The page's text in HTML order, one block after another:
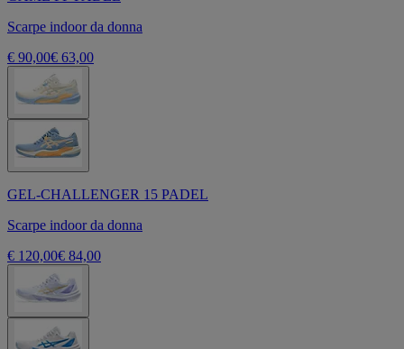
Scarpe indoor da donna
€ 90,00€ 63,00
GEL-CHALLENGER 15 PADEL
Scarpe indoor da donna
€ 120,00€ 84,00